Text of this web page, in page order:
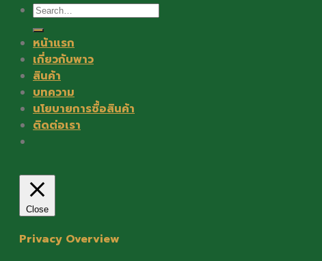
Search
for:
หน้าแรก
เกี่ยวกับพาว
สินค้า
บทความ
นโยบายการซื้อสินค้า
ติดต่อเรา
Close
Privacy Overview